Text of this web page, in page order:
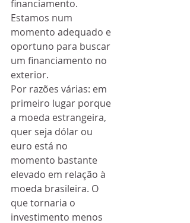
financiamento.
Estamos num
momento adequado e
oportuno para buscar
um financiamento no
exterior.
Por razões várias: em
primeiro lugar porque
a moeda estrangeira,
quer seja dólar ou
euro está no
momento bastante
elevado em relação à
moeda brasileira. O
que tornaria o
investimento menos